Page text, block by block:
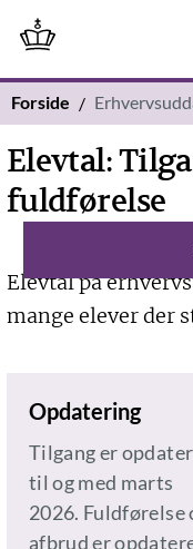
Forside
Elevtal:
fuldførelse
Elevtal på
mange elever der
Opdatering
Tilgang er
til og med marts
2026. Fuldførelse
afbrud er